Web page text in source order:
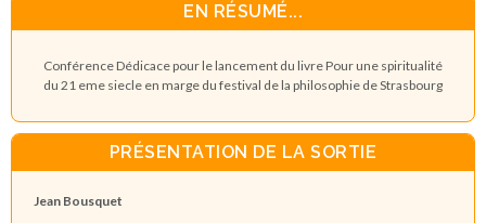
EN RÉSUMÉ...
Conférence Dédicace pour le lancement du livre Pour une spiritualité
du 21 eme siecle en marge du festival de la philosophie de Strasbourg
PRÉSENTATION DE LA SORTIE
Jean Bousquet